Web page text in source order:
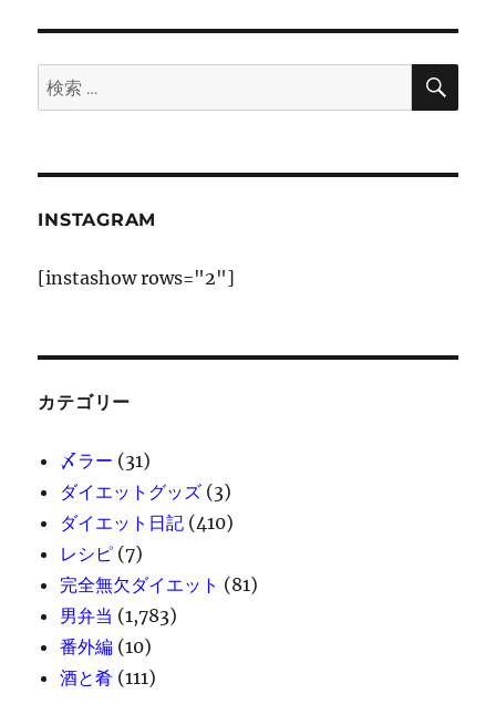
ン
検
索:
検
INSTAGRAM
[instashow rows="2"]
カテゴリー
〆ラー (31)
ダイエットグッズ (3)
ダイエット日記 (410)
レシピ (7)
完全無欠ダイエット (81)
男弁当 (1,783)
番外編 (10)
酒と肴 (111)